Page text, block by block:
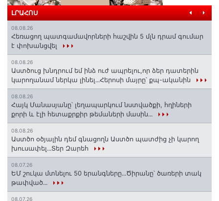
ԼՐԱՀՈՍ
08.08.26
Հեռացող պատգամավորների հաշվին 5 մլն դրամ գումար
է փոխանցվել
08.08.26
Աստծուց խնդրում եմ ինձ ուժ ապրելու,որ ձեր դատերին
կարողանամ ներկա լինել․․․Հերոսի մայրը՝ քպ-ականին
08.08.26
Հայկ Մանասյանը՝ լեղապարկում նստվածքի, հղիների
քորի և էլի հետաքրքիր թեմաների մասին․․․
08.08.26
Աստծո օծյալին դեմ գնացողն Աստծո պատժից չի կարող
խուսափել․․․Տեր Զարեհ
08.07.26
ԵՄ շուկա մտնելու 50 երանգները․․․Ծիրանը՝ ծառերի տակ
թափված․․․
08.07.26